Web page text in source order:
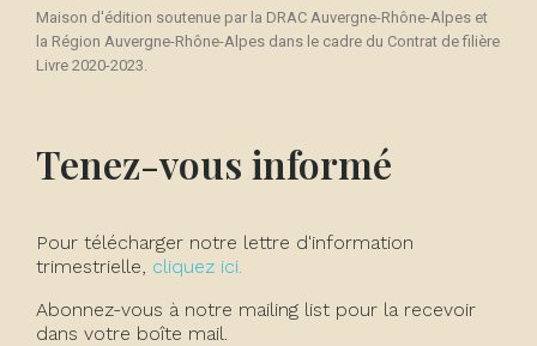
Maison d'édition soutenue par la DRAC Auvergne-Rhône-Alpes et
la Région Auvergne-Rhône-Alpes dans le cadre du Contrat de filière
Livre 2020-2023.
Tenez-vous informé
Pour télécharger notre lettre d'information
trimestrielle, cliquez ici.
Abonnez-vous à notre mailing list pour la recevoir
dans votre boîte mail.